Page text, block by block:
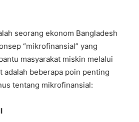
seorang ekonom Bangladesh
“mikrofinansial” yang
masyarakat miskin melalui
adalah beberapa poin penting
tentang mikrofinansial: